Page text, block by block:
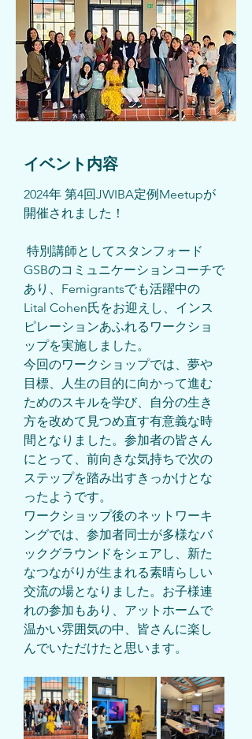
​イベント内容
2024年 第4回JWIBA定例Meetupが
開催されました！
GSBのコミュニケーションコーチで
あり、Femigrantsでも活躍中の
Lital Cohen氏をお迎えし、インス
ピレーションあふれるワークショ
ップを実施しました。
今回のワークショップでは、夢や
目標、人生の目的に向かって進む
ためのスキルを学び、自分の生き
方を改めて見つめ直す有意義な時
間となりました。参加者の皆さん
にとって、前向きな気持ちで次の
ステップを踏み出すきっかけとな
ったようです。
ワークショップ後のネットワーキ
ングでは、参加者同士が多様なバ
ックグラウンドをシェアし、新た
なつながりが生まれる素晴らしい
交流の場となりました。お子様連
れの参加もあり、アットホームで
温かい雰囲気の中、皆さんに楽し
んでいただけたと思います。